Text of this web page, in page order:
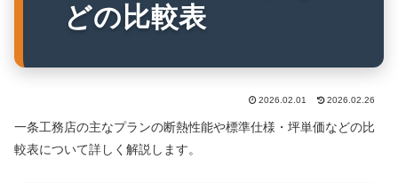
どの比較表
2026.02.01 2026.02.26
一条工務店の主なプランの断熱性能や標準仕様・坪単価などの比
較表について詳しく解説します。